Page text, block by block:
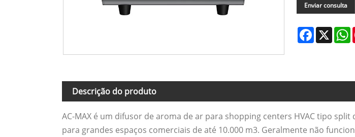
Enviar consulta
Facebook
X
Descrição do produto
AC-MAX é um difusor de aroma de ar para shopping centers HVAC tipo
para grandes espaços comerciais de até 10.000 m3. Geralmente não